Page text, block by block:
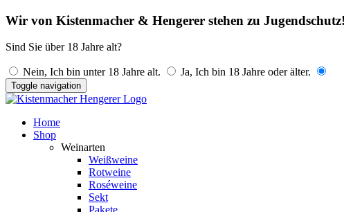
Wir von Kistenmacher & Hengerer stehen zu Jugendschutz!
Sind Sie über 18 Jahre alt?
Nein, Ich bin unter 18 Jahre alt. Ja, Ich bin 18 Jahre oder älter.
Toggle navigation
Home
Shop
Weinarten
Weißweine
Rotweine
Roséweine
Sekt